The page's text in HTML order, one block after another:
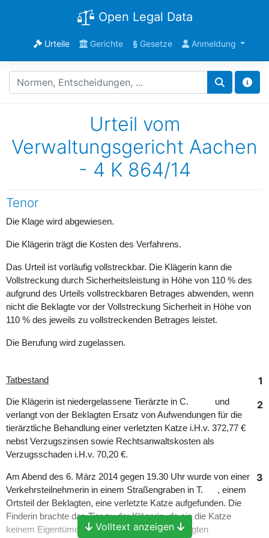
Open Legal Data
Urteile Gerichte §Gesetze Anmeldung
Urteil vom
Verwaltungsgericht Aachen
- 4 K 864/14
Tenor
Die Klage wird abgewiesen.
Die Klägerin trägt die Kosten des Verfahrens.
Das Urteil ist vorläufig vollstreckbar. Die Klägerin kann die
Vollstreckung durch Sicherheitsleistung in Höhe von 110 % des
aufgrund des Urteils vollstreckbaren Betrages abwenden, wenn
nicht die Beklagte vor der Vollstreckung Sicherheit in Höhe von
110 % des jeweils zu vollstreckenden Betrages leistet.
Die Berufung wird zugelassen.
1
Tatbestand
2
Die Klägerin ist niedergelassene Tierärzte in C. und
verlangt von der Beklagten Ersatz von Aufwendungen für die
tierärztliche Behandlung einer verletzten Katze i.H.v. 372,77 €
nebst Verzugszinsen sowie Rechtsanwaltskosten als
Verzugsschaden i.H.v. 70,20 €.
3
Am Abend des 6. März 2014 gegen 19.30 Uhr wurde von einer
Verkehrsteilnehmerin in einem Straßengraben in T. , einem
Ortsteil der Beklagten, eine verletzte Katze aufgefunden. Die
Finderin brachte das Tier zu der Klägerin, da sie die Katze
keinem Eigentümer zuordnen und bei der Beklagten
Volltext anzeigen